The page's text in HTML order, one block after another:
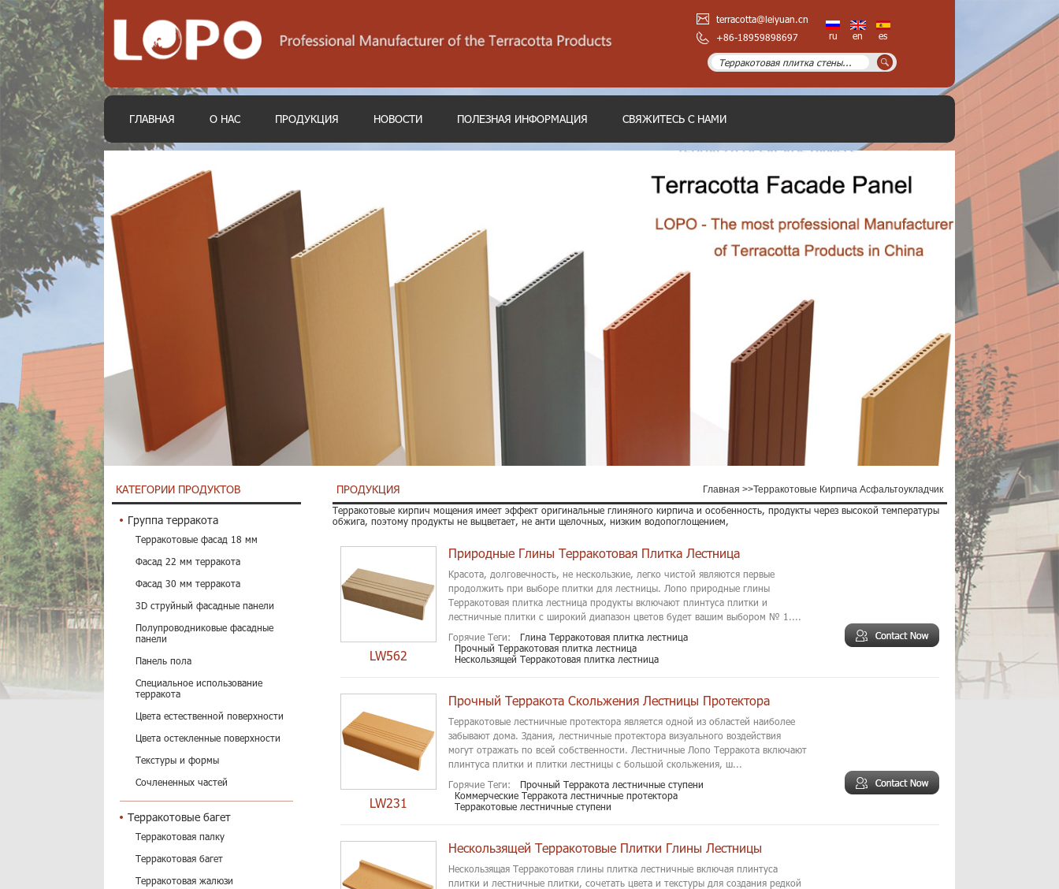
terracotta@leiyuan.cn
+86-18959898697
ru en es
ГЛАВНАЯ О НАС ПРОДУКЦИЯ НОВОСТИ ПОЛЕЗНАЯ ИНФОРМАЦИЯ СВЯЖИТЕСЬ С НАМИ
КАТЕГОРИИ ПРОДУКТОВ
Группа терракота
Терракотовые фасад 18 мм
Фасад 22 мм терракота
Фасад 30 мм терракота
3D струйный фасадные панели
Полупроводниковые фасадные
панели
Панель пола
Специальное использование
терракота
Цвета естественной поверхности
Цвета остекленные поверхности
Текстуры и формы
Сочлененных частей
Терракотовые багет
Терракотовая палку
Терракотовая багет
Терракотовая жалюзи
ПРОДУКЦИЯ Главная >>Терракотовые Кирпича Асфальтоукладчик
Терракотовые кирпич мощения имеет эффект оригинальные глиняного кирпича и особенность, продукты через высокой температуры
обжига, поэтому продукты не выцветает, не анти щелочных, низким водопоглощением,
LW562
Природные Глины Терракотовая Плитка Лестница
Красота, долговечность, не нескользкие, легко чистой являются первые
продолжить при выборе плитки для лестницы. Лопо природные глины
Терракотовая плитка лестница продукты включают плинтуса плитки и
лестничные плитки с широкий диапазон цветов будет вашим выбором № 1....
Горячие Теги:
Глина Терракотовая плитка лестница
Прочный Терракотовая плитка лестница
Нескользящей Терракотовая плитка лестница
LW231
Прочный Терракота Скольжения Лестницы Протектора
Терракотовые лестничные протектора является одной из областей наиболее
забывают дома. Здания, лестничные протектора визуального воздействия
могут отражать по всей собственности. Лестничные Лопо Терракота включают
плинтуса плитки и плитки лестницы с большой скольжения, ш...
Горячие Теги:
Прочный Терракота лестничные ступени
Коммерческие Терракота лестничные протектора
Терракотовые лестничные ступени
Нескользящей Терракотовые Плитки Глины Лестницы
Нескользящая Терракотовая глины плитка лестничные включая плинтуса
плитки и лестничные плитки, сочетать цвета и текстуры для создания редкой